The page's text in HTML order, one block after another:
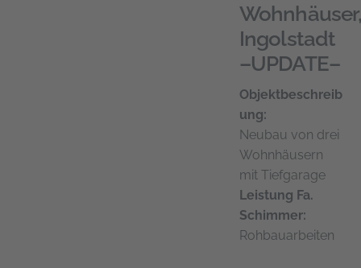
Wohnhäuser,
Ingolstadt
–UPDATE–
Objektbeschreib
ung:
Neubau von drei
Wohnhäusern
mit Tiefgarage
Leistung Fa.
Schimmer:
Rohbauarbeiten